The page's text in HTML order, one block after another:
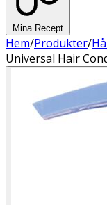
Mina Recept
Hem/Produkter/
Universal Hair